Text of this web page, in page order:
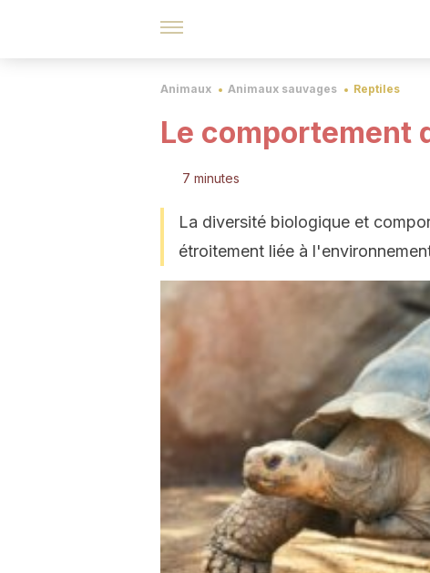
Animaux Animaux sauvages Reptiles
Le comportement
7 minutes
La diversité biologique et
étroitement liée à